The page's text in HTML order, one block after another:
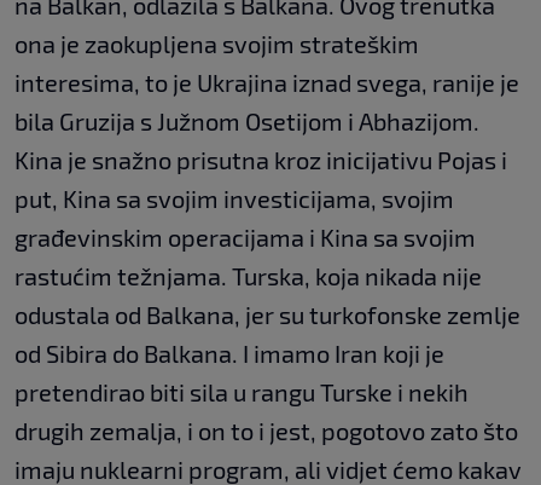
ona je zaokupljena svojim strateškim
interesima, to je Ukrajina iznad svega, ranije je
bila Gruzija s Južnom Osetijom i Abhazijom.
Kina je snažno prisutna kroz inicijativu Pojas i
put, Kina sa svojim investicijama, svojim
građevinskim operacijama i Kina sa svojim
rastućim težnjama. Turska, koja nikada nije
odustala od Balkana, jer su turkofonske zemlje
od Sibira do Balkana. I imamo Iran koji je
pretendirao biti sila u rangu Turske i nekih
drugih zemalja, i on to i jest, pogotovo zato što
imaju nuklearni program, ali vidjet ćemo kakav